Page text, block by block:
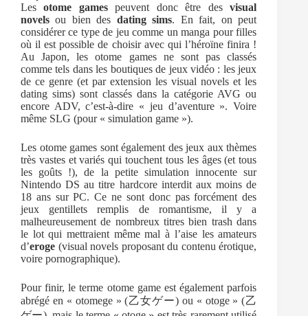
Lesotome gamespeuvent donc être desvisual
novels ou bien des dating sims. En fait, on peut
considérer ce type de jeu comme un manga pour filles
où il est possible de choisir avec qui l’héroïne finira !
Au Japon, les otome games ne sont pas classés
comme tels dans les boutiques de jeux vidéo : les jeux
de ce genre (et par extension les visual novels et les
dating sims) sont classés dans la catégorie AVG ou
encore ADV, c’est-à-dire « jeu d’aventure ». Voire
même SLG (pour « simulation game »).
Les otome games sont également des jeux aux thèmes
très vastes et variés qui touchent tous les âges (et tous
les goûts !), de la petite simulation innocente sur
Nintendo DS au titre hardcore interdit aux moins de
18 ans sur PC. Ce ne sont donc pas forcément des
jeux gentillets remplis de romantisme, il y a
malheureusement de nombreux titres bien trash dans
le lot qui mettraient même mal à l’aise les amateurs
d’eroge (visual novels proposant du contenu érotique,
voire pornographique).
Pour finir, le terme otome game est également parfois
abrégé en « otomege » (乙女ゲー) ou « otoge » (乙